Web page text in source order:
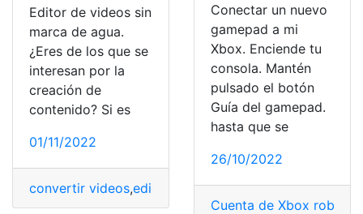
Editor de videos sin
marca de agua.
¿Eres de los que se
interesan por la
creación de
contenido? Si es
01/11/2022
convertir videos,edicion editar videos,editor de
Conectar un nuevo
gamepad a mi
Xbox. Enciende tu
consola. Mantén
pulsado el botón
Guía del gamepad.
hasta que se
26/10/2022
Cuenta de Xbox robada